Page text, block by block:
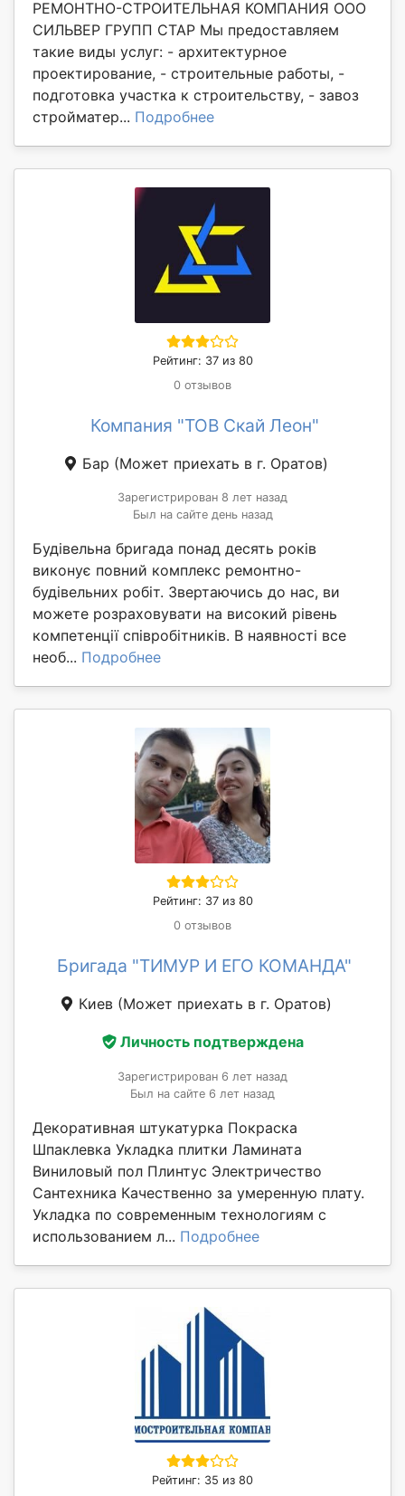
РЕМОНТНО-СТРОИТЕЛЬНАЯ КОМПАНИЯ ООО
СИЛЬВЕР ГРУПП СТАР Мы предоставляем
такие виды услуг: - архитектурное
проектирование, - строительные работы, -
подготовка участка к строительству, - завоз
стройматер... Подробнее
Рейтинг: 37 из 80
0 отзывов
Компания "ТОВ Скай Леон"
Бар (Может приехать в г. Оратов)
Зарегистрирован 8 лет назад
Был на сайте день назад
Будівельна бригада понад десять років
виконує повний комплекс ремонтно-
будівельних робіт. Звертаючись до нас, ви
можете розраховувати на високий рівень
компетенції співробітників. В наявності все
необ... Подробнее
Рейтинг: 37 из 80
0 отзывов
Бригада "ТИМУР И ЕГО КОМАНДА"
Киев (Может приехать в г. Оратов)
Личность подтверждена
Зарегистрирован 6 лет назад
Был на сайте 6 лет назад
Декоративная штукатурка Покраска
Шпаклевка Укладка плитки Ламината
Виниловый пол Плинтус Электричество
Сантехника Качественно за умеренную плату.
Укладка по современным технологиям с
использованием л... Подробнее
Рейтинг: 35 из 80